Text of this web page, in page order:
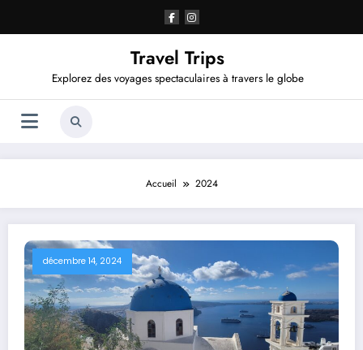
contenu
Travel Trips
Explorez des voyages spectaculaires à travers le globe
Accueil 2024
décembre 14, 2024